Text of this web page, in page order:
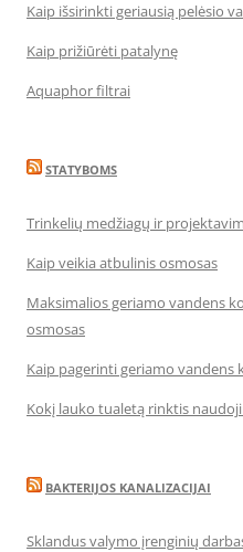
Kaip išsirinkti geriausią pelėsio
Kaip prižiūrėti patalynę
Aquaphor filtrai
STATYBOMS
Trinkelių medžiagų ir
Kaip veikia atbulinis osmosas
Maksimalios geriamo vandens
osmosas
Kaip pagerinti geriamo vandens
Kokį lauko tualetą rinktis
BAKTERIJOS KANALIZACIJAI
Sklandus valymo įrenginių